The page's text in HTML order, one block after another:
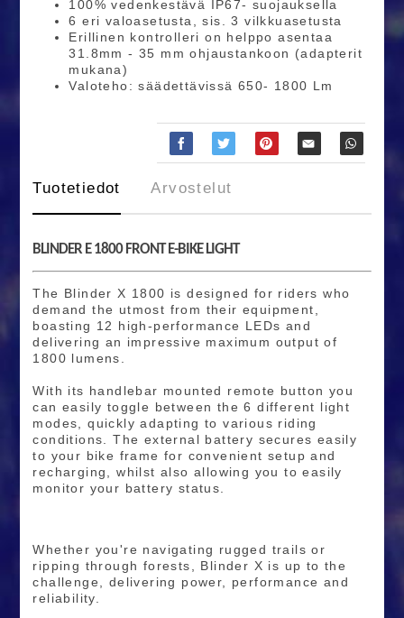
100% vedenkestävä IP67- suojauksella
6 eri valoasetusta, sis. 3 vilkkuasetusta
Erillinen kontrolleri on helppo asentaa
31.8mm - 35 mm ohjaustankoon (adapterit
mukana)
Valoteho: säädettävissä 650- 1800 Lm
Tuotetiedot Arvostelut
BLINDER E 1800 FRONT E-BIKE LIGHT
The Blinder X 1800 is designed for riders who
demand the utmost from their equipment,
boasting 12 high-performance LEDs and
delivering an impressive maximum output of
1800 lumens.
With its handlebar mounted remote button you
can easily toggle between the 6 different light
modes, quickly adapting to various riding
conditions. The external battery secures easily
to your bike frame for convenient setup and
recharging, whilst also allowing you to easily
monitor your battery status.
Whether you're navigating rugged trails or
ripping through forests, Blinder X is up to the
challenge, delivering power, performance and
reliability.